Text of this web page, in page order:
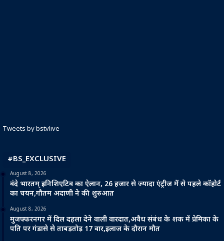
Tweets by bstvlive
#BS_EXCLUSIVE
August 8, 2026
वंदे भारतम् इनिशिएटिव का ऐलान, 26 हजार से ज्यादा एंट्रीज में से पहले कॉहोर्ट
का चयन,गौतम अदाणी ने की शुरुआत
August 8, 2026
मुजफ्फरनगर में दिल दहला देने वाली वारदात,अवैध संबंध के शक में प्रेमिका के
पति पर गंडासे से ताबड़तोड़ 17 वार,इलाज के दौरान मौत